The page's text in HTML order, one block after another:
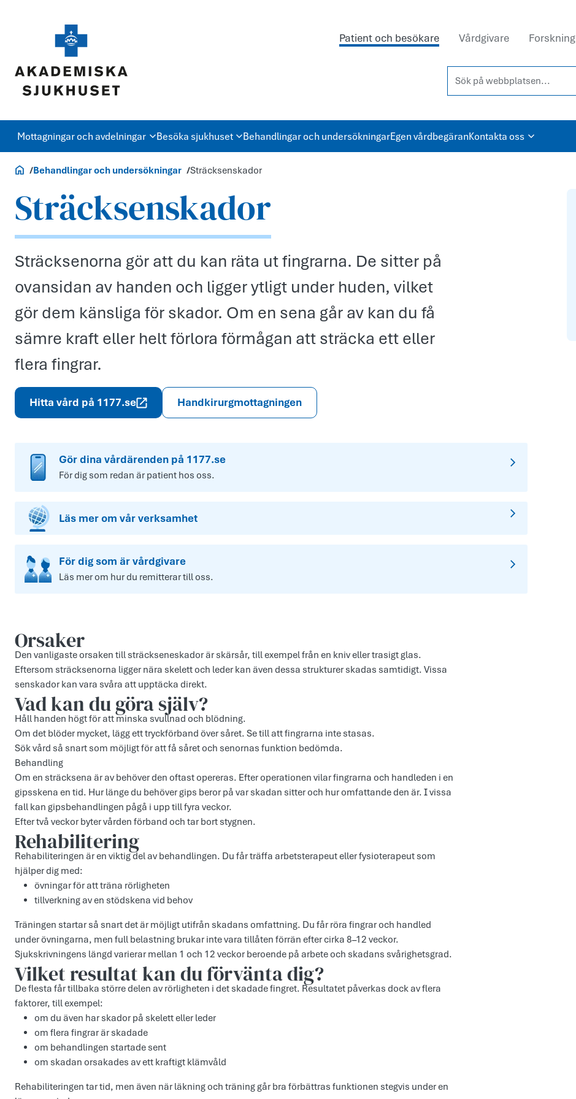
Patient och besökare Vårdgivare Forskning
Sök på webbplatsen...
Mottagningar och avdelningar Besöka sjukhuset Behandlingar och undersökningarEgen vårdbegäranKontakta oss
Akademiska.se
Behandlingar och undersökningar Sträcksenskador
Sträcksenskador
Sträcksenorna gör att du kan räta ut fingrarna. De sitter på
ovansidan av handen och ligger ytligt under huden, vilket
gör dem känsliga för skador. Om en sena går av kan du få
sämre kraft eller helt förlora förmågan att sträcka ett eller
flera fingrar.
Hitta vård på 1177.se Handkirurg­mottagningen
Gör dina vårdärenden på 1177.se
För dig som redan är patient hos oss.
Läs mer om vår verksamhet
För dig som är vårdgivare
Läs mer om hur du remitterar till oss.
Orsaker
Den vanligaste orsaken till sträckseneskador är skärsår, till exempel från en kniv eller trasigt glas.
Eftersom sträcksenorna ligger nära skelett och leder kan även dessa strukturer skadas samtidigt. Vissa
senskador kan vara svåra att upptäcka direkt.
Vad kan du göra själv?
Håll handen högt för att minska svullnad och blödning.
Om det blöder mycket, lägg ett tryckförband över såret. Se till att fingrarna inte stasas.
Sök vård så snart som möjligt för att få såret och senornas funktion bedömda.
Behandling
Om en sträcksena är av behöver den oftast opereras. Efter operationen vilar fingrarna och handleden i en
gipsskena en tid. Hur länge du behöver gips beror på var skadan sitter och hur omfattande den är. I vissa
fall kan gipsbehandlingen pågå i upp till fyra veckor.
Efter två veckor byter vården förband och tar bort stygnen.
Rehabilitering
Rehabiliteringen är en viktig del av behandlingen. Du får träffa arbetsterapeut eller fysioterapeut som
hjälper dig med:
övningar för att träna rörligheten
tillverkning av en stödskena vid behov
Träningen startar så snart det är möjligt utifrån skadans omfattning. Du får röra fingrar och handled
under övningarna, men full belastning brukar inte vara tillåten förrän efter cirka 8–12 veckor.
Sjukskrivningens längd varierar mellan 1 och 12 veckor beroende på arbete och skadans svårighetsgrad.
Vilket resultat kan du förvänta dig?
De flesta får tillbaka större delen av rörligheten i det skadade fingret. Resultatet påverkas dock av flera
faktorer, till exempel:
om du även har skador på skelett eller leder
om flera fingrar är skadade
om behandlingen startade sent
om skadan orsakades av ett kraftigt klämvåld
Rehabiliteringen tar tid, men även när läkning och träning går bra förbättras funktionen stegvis under en